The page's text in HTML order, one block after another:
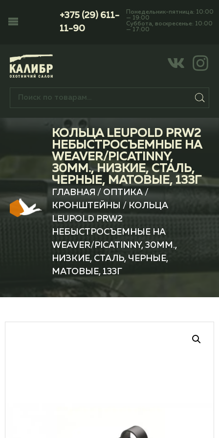
+375 (29) 611-
11-90
Понедельник-пятница: 10:00
— 19:00
Суббота, воскресенье: 10:00
— 17:00
КОЛЬЦА LEUPOLD PRW2
НЕБЫСТРОСЪЕМНЫЕ НА
WEAVER/PICATINNY,
30ММ., НИЗКИЕ, СТАЛЬ,
ЧЕРНЫЕ, МАТОВЫЕ, 133Г
ГЛАВНАЯ / ОПТИКА/
КРОНШТЕЙНЫ / КОЛЬЦА
LEUPOLD PRW2
НЕБЫСТРОСЪЕМНЫЕ НА
WEAVER/PICATINNY, 30ММ.,
НИЗКИЕ, СТАЛЬ, ЧЕРНЫЕ,
МАТОВЫЕ, 133Г